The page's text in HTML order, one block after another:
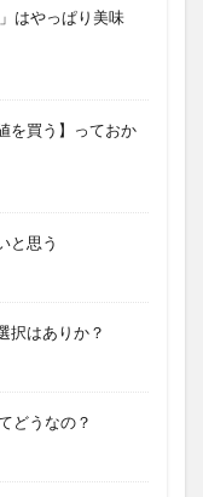
はやっぱり美味
を買う】っておか
と思う
択はありか？
どうなの？